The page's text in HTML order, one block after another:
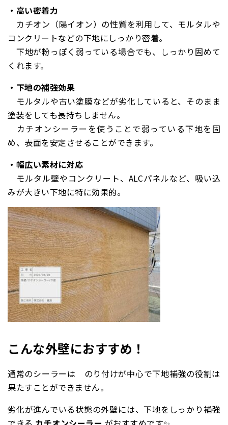
・高い密着力
カチオン（陽イオン）の性質を利用して、モルタルや
コンクリートなどの下地にしっかり密着。
下地が粉っぽく弱っている場合でも、しっかり固めて
くれます。
・下地の補強効果
モルタルや古い塗膜などが劣化していると、そのまま
塗装をしても長持ちしません。
カチオンシーラーを使うことで弱っている下地を固
め、表面を安定させることができます。
・幅広い素材に対応
モルタル壁やコンクリート、ALCパネルなど、吸い込
みが大きい下地に特に効果的。
こんな外壁におすすめ！
通常のシーラーは のり付けが中心で下地補強の役割は
果たすことができません。
劣化が進んでいる状態の外壁には、下地をしっかり補強